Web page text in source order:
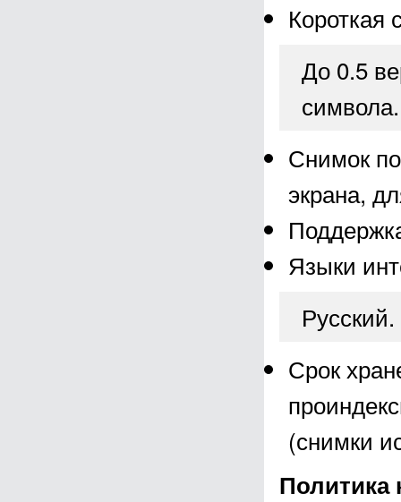
Короткая
До 0.5
символа.
Снимок
экрана,
Языки
Русский.
Срок
(снимки
Политика